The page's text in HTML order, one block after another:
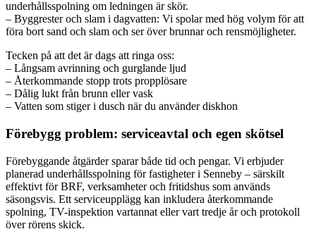
underhållsspolning om ledningen är skör.
– Byggrester och slam i dagvatten: Vi spolar med hög volym för att
föra bort sand och slam och ser över brunnar och rensmöjligheter.
Tecken på att det är dags att ringa oss:
– Långsam avrinning och gurglande ljud
– Återkommande stopp trots propplösare
– Dålig lukt från brunn eller vask
– Vatten som stiger i dusch när du använder diskhon
Förebygg problem: serviceavtal och egen skötsel
Förebyggande åtgärder sparar både tid och pengar. Vi erbjuder
planerad underhållsspolning för fastigheter i Senneby – särskilt
effektivt för BRF, verksamheter och fritidshus som används
säsongsvis. Ett serviceupplägg kan inkludera återkommande
spolning, TV-inspektion vartannat eller vart tredje år och protokoll
över rörens skick.